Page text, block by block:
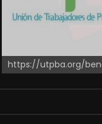
https://utpba.org/